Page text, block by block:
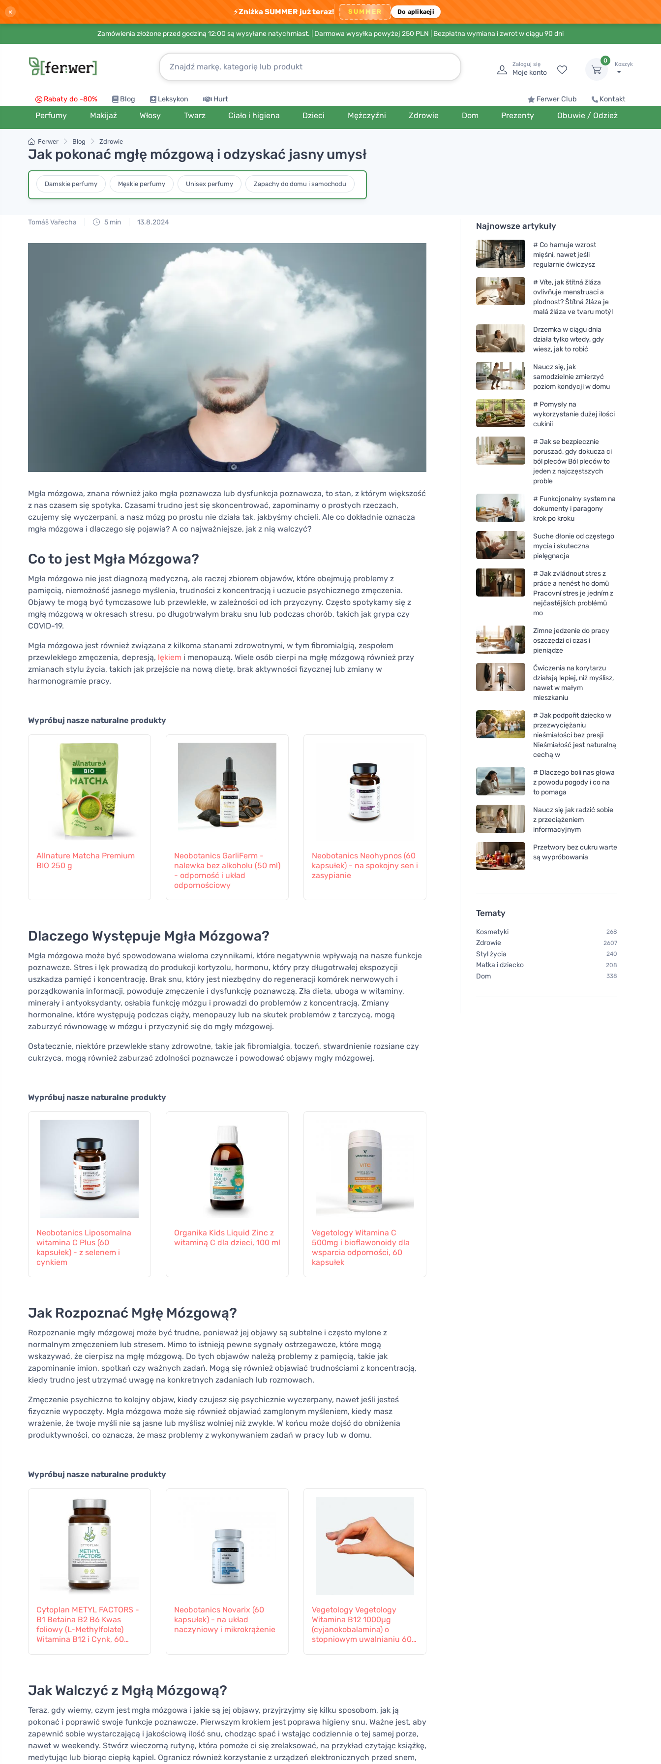
× ⚡Zniżka SUMMER już teraz! SUMMER Do aplikacji
Zamówienia złożone przed godziną 12:00 są wysyłane natychmiast. | Darmowa wysyłka powyżej 250 PLN | Bezpłatna wymiana i zwrot w ciągu 90 dni
Zaloguj się
Moje konto
0
Koszyk
Rabaty do -80% Blog Leksykon Hurt Ferwer Club Kontakt
Perfumy Makijaż Włosy Twarz Ciało i higiena Dzieci Mężczyźni Zdrowie Dom Prezenty Obuwie / Odzież
Ferwer Blog Zdrowie
Jak pokonać mgłę mózgową i odzyskać jasny umysł
Damskie perfumy Męskie perfumy Unisex perfumy Zapachy do domu i samochodu
Tomáš Vařecha 5 min 13.8.2024
Mgła mózgowa, znana również jako mgła poznawcza lub dysfunkcja poznawcza, to stan, z którym większość
z nas czasem się spotyka. Czasami trudno jest się skoncentrować, zapominamy o prostych rzeczach,
czujemy się wyczerpani, a nasz mózg po prostu nie działa tak, jakbyśmy chcieli. Ale co dokładnie oznacza
mgła mózgowa i dlaczego się pojawia? A co najważniejsze, jak z nią walczyć?
Co to jest Mgła Mózgowa?
Mgła mózgowa nie jest diagnozą medyczną, ale raczej zbiorem objawów, które obejmują problemy z
pamięcią, niemożność jasnego myślenia, trudności z koncentracją i uczucie psychicznego zmęczenia.
Objawy te mogą być tymczasowe lub przewlekłe, w zależności od ich przyczyny. Często spotykamy się z
mgłą mózgową w okresach stresu, po długotrwałym braku snu lub podczas chorób, takich jak grypa czy
COVID-19.
Mgła mózgowa jest również związana z kilkoma stanami zdrowotnymi, w tym fibromialgią, zespołem
przewlekłego zmęczenia, depresją, lękiem i menopauzą. Wiele osób cierpi na mgłę mózgową również przy
zmianach stylu życia, takich jak przejście na nową dietę, brak aktywności fizycznej lub zmiany w
harmonogramie pracy.
Wypróbuj nasze naturalne produkty
Allnature Matcha Premium
BIO 250 g
Neobotanics GarliFerm -
nalewka bez alkoholu (50 ml)
- odporność i układ
odpornościowy
Neobotanics Neohypnos (60
kapsułek) - na spokojny sen i
zasypianie
Neobotanics Mood-Balance
(60 kapsułek) - dla dobrego
Neobotanics
psychicznego
Dlaczego Występuje Mgła Mózgowa?
Mgła mózgowa może być spowodowana wieloma czynnikami, które negatywnie wpływają na nasze funkcje
poznawcze. Stres i lęk prowadzą do produkcji kortyzolu, hormonu, który przy długotrwałej ekspozycji
uszkadza pamięć i koncentrację. Brak snu, który jest niezbędny do regeneracji komórek nerwowych i
porządkowania informacji, powoduje zmęczenie i dysfunkcję poznawczą. Zła dieta, uboga w witaminy,
minerały i antyoksydanty, osłabia funkcję mózgu i prowadzi do problemów z koncentracją. Zmiany
hormonalne, które występują podczas ciąży, menopauzy lub na skutek problemów z tarczycą, mogą
zaburzyć równowagę w mózgu i przyczynić się do mgły mózgowej.
Ostatecznie, niektóre przewlekłe stany zdrowotne, takie jak fibromialgia, toczeń, stwardnienie rozsiane czy
cukrzyca, mogą również zaburzać zdolności poznawcze i powodować objawy mgły mózgowej.
Wypróbuj nasze naturalne produkty
Neobotanics Liposomalna
witamina C Plus (60
kapsułek) - z selenem i
cynkiem
Organika Kids Liquid Zinc z
witaminą C dla dzieci, 100 ml
Vegetology Witamina C
500mg i bioflawonoidy dla
wsparcia odporności, 60
kapsułek
Jak Rozpoznać Mgłę Mózgową?
Rozpoznanie mgły mózgowej może być trudne, ponieważ jej objawy są subtelne i często mylone z
normalnym zmęczeniem lub stresem. Mimo to istnieją pewne sygnały ostrzegawcze, które mogą
wskazywać, że cierpisz na mgłę mózgową. Do tych objawów należą problemy z pamięcią, takie jak
zapominanie imion, spotkań czy ważnych zadań. Mogą się również objawiać trudnościami z koncentracją,
kiedy trudno jest utrzymać uwagę na konkretnych zadaniach lub rozmowach.
Zmęczenie psychiczne to kolejny objaw, kiedy czujesz się psychicznie wyczerpany, nawet jeśli jesteś
fizycznie wypoczęty. Mgła mózgowa może się również objawiać zamglonym myśleniem, kiedy masz
wrażenie, że twoje myśli nie są jasne lub myślisz wolniej niż zwykle. W końcu może dojść do obniżenia
produktywności, co oznacza, że masz problemy z wykonywaniem zadań w pracy lub w domu.
Wypróbuj nasze naturalne produkty
Cytoplan METYL FACTORS -
B1 Betaina B2 B6 Kwas
foliowy (L-Methylfolate)
Witamina B12 i Cynk, 60
Neobotanics Novarix (60
kapsułek) - na układ
naczyniowy i mikrokrążenie
Vegetology Vegetology
Witamina B12 1000µg
(cyjanokobalamina) o
stopniowym uwalnianiu 60
Jak Walczyć z Mgłą Mózgową?
Teraz, gdy wiemy, czym jest mgła mózgowa i jakie są jej objawy, przyjrzyjmy się kilku sposobom, jak ją
pokonać i poprawić swoje funkcje poznawcze. Pierwszym krokiem jest poprawa higieny snu. Ważne jest, aby
zapewnić sobie wystarczającą i jakościową ilość snu, chodząc spać i wstając codziennie o tej samej porze,
nawet w weekendy. Stwórz wieczorną rutynę, która pomoże ci się zrelaksować, na przykład czytając książkę,
medytując lub biorąc ciepłą kąpiel. Ogranicz również korzystanie z urządzeń elektronicznych przed snem,
Najnowsze artykuły
# Co hamuje wzrost
mięśni, nawet jeśli
regularnie ćwiczysz
# Víte, jak štítná žláza
ovlivňuje menstruaci a
plodnost? Štítná žláza je
malá žláza ve tvaru motýl
Drzemka w ciągu dnia
działa tylko wtedy, gdy
wiesz, jak to robić
Naucz się, jak
samodzielnie zmierzyć
poziom kondycji w domu
# Pomysły na
wykorzystanie dużej ilości
cukinii
# Jak se bezpiecznie
poruszać, gdy dokucza ci
ból pleców Ból pleców to
jeden z najczęstszych
proble
# Funkcjonalny system na
dokumenty i paragony
krok po kroku
Suche dłonie od częstego
mycia i skuteczna
pielęgnacja
# Jak zvládnout stres z
práce a nenést ho domů
Pracovní stres je jedním z
nejčastějších problémů
mo
Zimne jedzenie do pracy
oszczędzi ci czas i
pieniądze
Ćwiczenia na korytarzu
działają lepiej, niż myślisz,
nawet w małym
mieszkaniu
# Jak podpořit dziecko w
przezwyciężaniu
nieśmiałości bez presji
Nieśmiałość jest naturalną
cechą w
# Dlaczego boli nas głowa
z powodu pogody i co na
to pomaga
Naucz się jak radzić sobie
z przeciążeniem
informacyjnym
Przetwory bez cukru warte
są wypróbowania
Tematy
Kosmetyki 268
Zdrowie 2607
Styl życia 240
Matka i dziecko 208
Dom 338